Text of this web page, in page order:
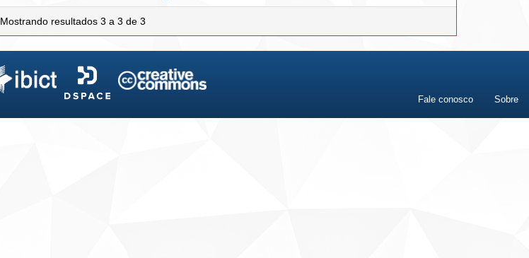
Mostrando resultados 3 a 3 de 3
Fale conosco Sobre